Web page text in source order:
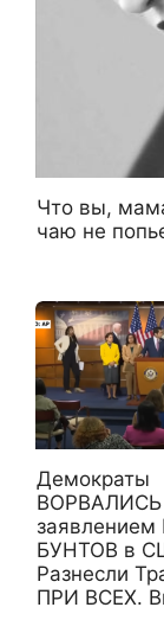
Что вы,
чаю не
Демократы
ВОРВАЛИСЬ
БУНТОВ в
Разнесли
ПРИ ВСЕХ.